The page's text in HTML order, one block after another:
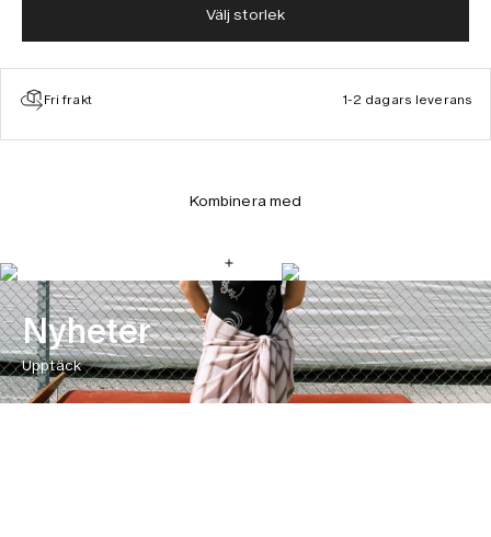
Välj storlek
Fri frakt 1-2 dagars leverans
Kombinera med
Nyheter
Upptäck